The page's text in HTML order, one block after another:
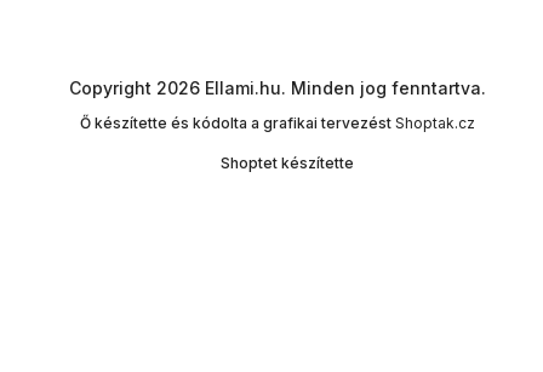
Shoptet készítette
Copyright 2026 Ellami.hu. Minden jog fenntartva.
Ő készítette és kódolta a grafikai tervezést Shoptak.cz